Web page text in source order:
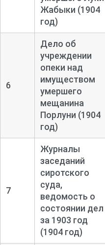
Жабыки (1904
год)
6
Дело об
учреждении
опеки над
имуществом
умершего
мещанина
Порлуни (1904
год)
7
Журналы
заседаний
сиротского
суда,
ведомость о
состоянии дел
за 1903 год
(1904 год)